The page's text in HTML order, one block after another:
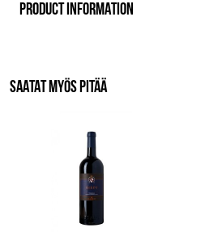
PRODUCT INFORMATION
SAATAT MYÖS PITÄÄ